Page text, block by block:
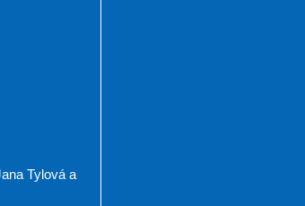
Tylová a